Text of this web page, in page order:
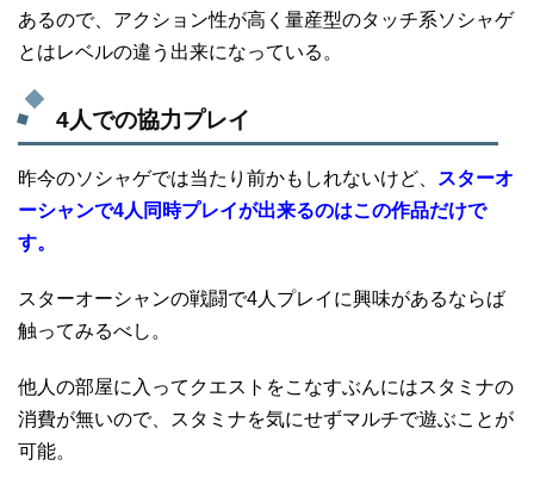
あるので、アクション性が高く量産型のタッチ系ソシャゲ
とはレベルの違う出来になっている。
4人での協力プレイ
昨今のソシャゲでは当たり前かもしれないけど、
スターオ
ーシャンで4人同時プレイが出来るのはこの作品だけで
す。
スターオーシャンの戦闘で4人プレイに興味があるならば
触ってみるべし。
他人の部屋に入ってクエストをこなすぶんにはスタミナの
消費が無いので、スタミナを気にせずマルチで遊ぶことが
可能。